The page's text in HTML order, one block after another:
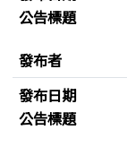
公告標題
發布者
發布日期
公告標題